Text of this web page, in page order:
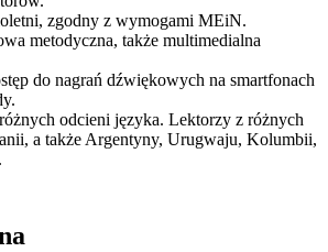
zgodny z wymogami MEiN.
metodyczna, także multimedialna
do nagrań dźwiękowych na smartfonach
odcieni języka. Lektorzy z różnych
a także Argentyny, Urugwaju, Kolumbii,